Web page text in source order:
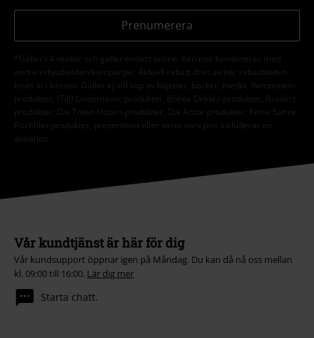
Prenumerera
*Gäller i 4 veckor och gäller endast online. Kan inte kombineras med
andra erbjudanden/kampanjer. Aktuell rabatt dras av när rabattkoden
löses in i kassan. Gäller ej vid köp av biljetter, böcker, media, Rammstein-
produkter, (Till) Lindemann,-produkter, Böhse Onklez-produkter, Broilers-
produkter, Die Toten Hosen-produkter, Die Ärzte-produkter, Feine Sahne
Fischfilet-produkter, presentkort eller varor vars pris inkluderar en
donation.
Vår kundtjänst är här för dig
Vår kundsupport öppnar igen på Måndag. Du kan då nå oss mellan
kl. 09:00 till 16:00. Lär dig mer
Starta chatt.